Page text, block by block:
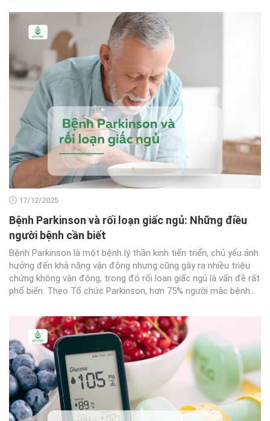
17/12/2025
Bệnh Parkinson và rối loạn giấc ngủ: Những điều
người bệnh cần biết
Bệnh Parkinson là một bệnh lý thần kinh tiến triển, chủ yếu ảnh
hưởng đến khả năng vận động nhưng cũng gây ra nhiều triệu
chứng không vận động, trong đó rối loạn giấc ngủ là vấn đề rất
phổ biến. Theo Tổ chức Parkinson, hơn 75% người mắc bệnh...